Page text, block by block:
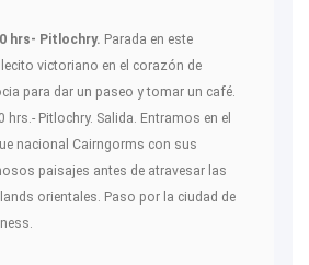
hrs- Pitlochry. Parada en este
victoriano en el corazón de
para dar un paseo y tomar un café.
hrs.- Pitlochry. Salida. Entramos en el
nacional Cairngorms con sus
paisajes antes de atravesar las
orientales. Paso por la ciudad de